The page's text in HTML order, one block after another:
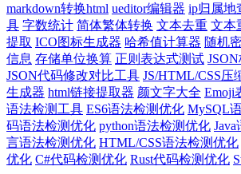
markdown转换html ueditor编辑器 ip归属地
具 字数统计 简体繁体转换 文本去重 文本
提取 ICO图标生成器 哈希值计算器 随机
信息 存储单位换算 正则表达式测试
JSON代码修改对比工具 JS/HTML/CSS压
生成器 html链接提取器 颜文字大全 Emoji
语法检测工具 ES6语法检测优化 MySQL
码语法检测优化 python语法检测优化
言语法检测优化 HTML/CSS语法检测优化
优化 C#代码检测优化 Rust代码检测优化